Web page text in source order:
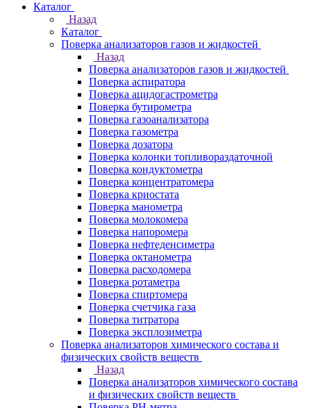
Каталог
Назад
Каталог
Поверка анализаторов газов и жидкостей
Назад
Поверка анализаторов газов и жидкостей
Поверка аспиратора
Поверка ацидогастрометра
Поверка бутирометра
Поверка газоанализатора
Поверка газометра
Поверка дозатора
Поверка колонки топливораздаточной
Поверка кондуктометра
Поверка концентратомера
Поверка криостата
Поверка манометра
Поверка молокомера
Поверка напоромера
Поверка нефтеденсиметра
Поверка октанометра
Поверка расходомера
Поверка ротаметра
Поверка спиртомера
Поверка счетчика газа
Поверка титратора
Поверка эксплозиметра
Поверка анализаторов химического состава и
физических свойств веществ
Назад
Поверка анализаторов химического состава
и физических свойств веществ